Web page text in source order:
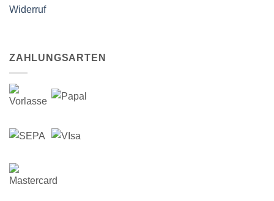
Widerruf
ZAHLUNGSARTEN